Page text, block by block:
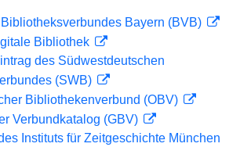
Bayern (BVB)
Bibliothek
des Südwestdeutschen
(SWB)
Bibliothekenverbund (OBV)
Verbundkatalog (GBV)
Instituts für Zeitgeschichte München